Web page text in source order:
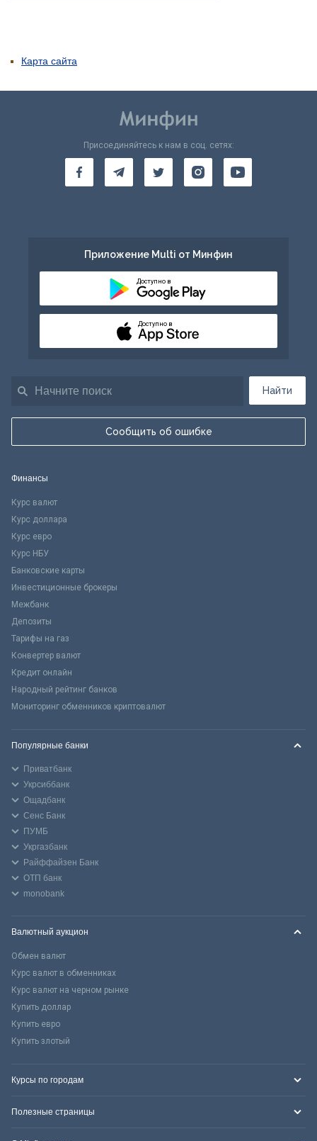
Карта сайта
Найти
Сообщить об ошибке
Присоединяйтесь к нам в соц. сетях:
Приложение Multi от Минфин
Доступно в
Доступно в
Финансы
Курс валют
Курс доллара
Курс евро
Курс НБУ
Банковские карты
Инвестиционные брокеры
Межбанк
Депозиты
Тарифы на газ
Конвертер валют
Кредит онлайн
Народный рейтинг банков
Мониторинг обменников криптовалют
Популярные банки
Приватбанк
Укрсиббанк
Ощадбанк
Сенс Банк
ПУМБ
Укргазбанк
Райффайзен Банк
ОТП банк
monobank
Валютный аукцион
Обмен валют
Курс валют в обменниках
Курс валют на черном рынке
Купить доллар
Купить евро
Купить злотый
Курсы по городам
Полезные страницы